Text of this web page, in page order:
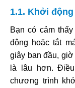
1.1. Khởi
Bạn có cảm
động hoặc tắt
giây ban đầu,
là lâu hơn.
chương trình